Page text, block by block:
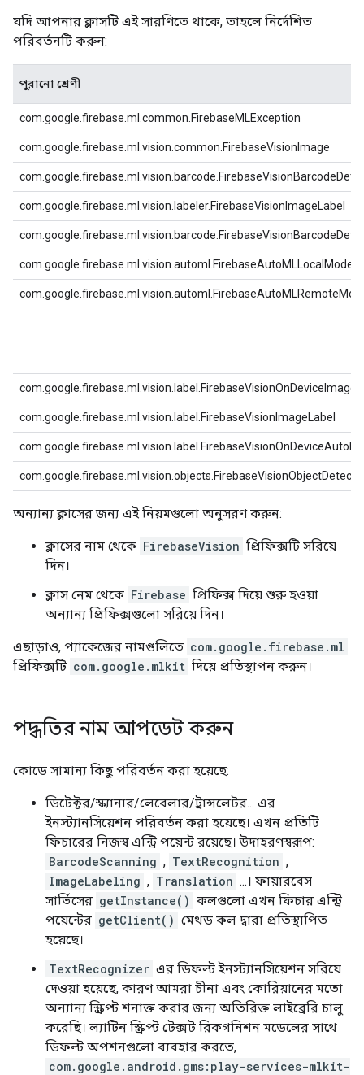
যদি আপনার ক্লাসটি এই সারণিতে থাকে, তাহলে নির্দেশিত
পরিবর্তনটি করুন:
পুরানো শ্রেণী
com.google.firebase.ml.common.FirebaseMLException
com.google.firebase.ml.vision.common.FirebaseVisionImage
com.google.firebase.ml.vision.labeler.FirebaseVisionImageLabel
com.google.firebase.ml.vision.automl.FirebaseAutoMLLocalModel
com.google.firebase.ml.vision.label.FirebaseVisionImageLabel
অন্যান্য ক্লাসের জন্য এই নিয়মগুলো অনুসরণ করুন:
ক্লাসের নাম থেকে FirebaseVision প্রিফিক্সটি সরিয়ে
দিন।
ক্লাস নেম থেকে Firebase প্রিফিক্স দিয়ে শুরু হওয়া
অন্যান্য প্রিফিক্সগুলো সরিয়ে দিন।
এছাড়াও, প্যাকেজের নামগুলিতে com.google.firebase.ml
প্রিফিক্সটি com.google.mlkit দিয়ে প্রতিস্থাপন করুন।
পদ্ধতির নাম আপডেট করুন
কোডে সামান্য কিছু পরিবর্তন করা হয়েছে:
ডিটেক্টর/স্ক্যানার/লেবেলার/ট্রান্সলেটর... এর
ইনস্ট্যানসিয়েশন পরিবর্তন করা হয়েছে। এখন প্রতিটি
ফিচারের নিজস্ব এন্ট্রি পয়েন্ট রয়েছে। উদাহরণস্বরূপ:
BarcodeScanning , TextRecognition ,
ImageLabeling , Translation ...। ফায়ারবেস
সার্ভিসের getInstance() কলগুলো এখন ফিচার এন্ট্রি
পয়েন্টের getClient() মেথড কল দ্বারা প্রতিস্থাপিত
হয়েছে।
TextRecognizer এর ডিফল্ট ইনস্ট্যানসিয়েশন সরিয়ে
দেওয়া হয়েছে, কারণ আমরা চীনা এবং কোরিয়ানের মতো
অন্যান্য স্ক্রিপ্ট শনাক্ত করার জন্য অতিরিক্ত লাইব্রেরি চালু
করেছি। ল্যাটিন স্ক্রিপ্ট টেক্সট রিকগনিশন মডেলের সাথে
ডিফল্ট অপশনগুলো ব্যবহার করতে,
com.google.android.gms:play-services-mlkit-